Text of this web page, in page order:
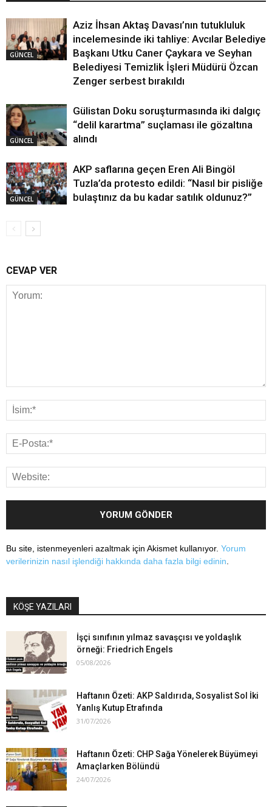
GÜNCEL
Aziz İhsan Aktaş Davası’nın tutukluluk
incelemesinde iki tahliye: Avcılar Belediye
Başkanı Utku Caner Çaykara ve Seyhan
Belediyesi Temizlik İşleri Müdürü Özcan
Zenger serbest bırakıldı
GÜNCEL
Gülistan Doku soruşturmasında iki dalgıç
“delil karartma” suçlaması ile gözaltına
alındı
GÜNCEL
AKP saflarına geçen Eren Ali Bingöl
Tuzla’da protesto edildi: “Nasıl bir pisliğe
bulaştınız da bu kadar satılık oldunuz?”
CEVAP VER
Bu site, istenmeyenleri azaltmak için Akismet kullanıyor. Yorum
verilerinizin nasıl işlendiği hakkında daha fazla bilgi edinin
KÖŞE YAZILARI
İşçi sınıfının yılmaz savaşçısı ve yoldaşlık
örneği: Friedrich Engels
05/08/2026
Haftanın Özeti: AKP Saldırıda, Sosyalist Sol İki
Yanlış Kutup Etrafında
31/07/2026
Haftanın Özeti: CHP Sağa Yönelerek Büyümeyi
Amaçlarken Bölündü
24/07/2026